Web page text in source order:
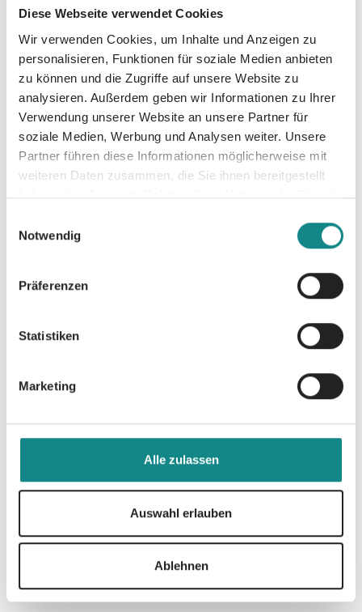
Diese Webseite verwendet Cookies
Wir verwenden Cookies, um Inhalte und Anzeigen zu
personalisieren, Funktionen für soziale Medien anbieten
zu können und die Zugriffe auf unsere Website zu
analysieren. Außerdem geben wir Informationen zu Ihrer
Verwendung unserer Website an unsere Partner für
soziale Medien, Werbung und Analysen weiter. Unsere
Partner führen diese Informationen möglicherweise mit
weiteren Daten zusammen, die Sie ihnen bereitgestellt
haben oder die sie im Rahmen Ihrer Nutzung der Dienste
Notwendig
Präferenzen
Statistiken
Marketing
Alle zulassen
Auswahl erlauben
Ablehnen
erfu¨llt den Wunsch zahlreicher Chor-
einer modernen Ergänzung der großen,
zumeist klassischen Magnificat-Vertonungen.
Besetzt ist es fu¨r gemischten Chor (SSAM),
zwei Solisten (Sopran und Tenor) und Klavier.
Notenmaterial fu¨r eine Auffu¨hrung mit
Orchester und Band, Chor-Einzelstimmen
sowie Instrumentalstimmen fu¨r kleine
Besetzungen können separat bezogen